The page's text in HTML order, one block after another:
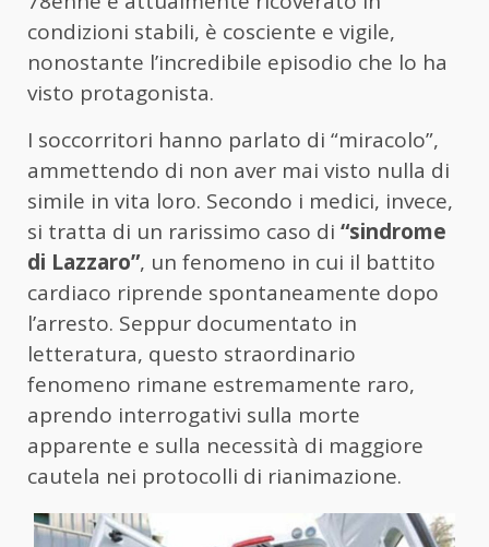
condizioni stabili, è cosciente e vigile,
nonostante l’incredibile episodio che lo ha
visto protagonista.
I soccorritori hanno parlato di “miracolo”,
ammettendo di non aver mai visto nulla di
simile in vita loro. Secondo i medici, invece,
si tratta di un rarissimo caso di “sindrome
di Lazzaro”, un fenomeno in cui il battito
cardiaco riprende spontaneamente dopo
l’arresto. Seppur documentato in
letteratura, questo straordinario
fenomeno rimane estremamente raro,
aprendo interrogativi sulla morte
apparente e sulla necessità di maggiore
cautela nei protocolli di rianimazione.